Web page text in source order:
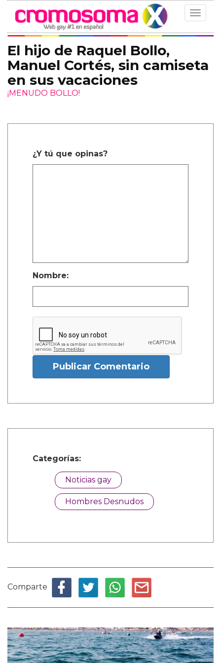
Toggle
El hijo de Raquel Bollo,
Manuel Cortés, sin camiseta
en sus vacaciones
¡MENUDO BOLLO!
¿Y tú que opinas?
Nombre:
Publicar Comentario
Categorías:
Noticias gay
Hombres Desnudos
Comparte